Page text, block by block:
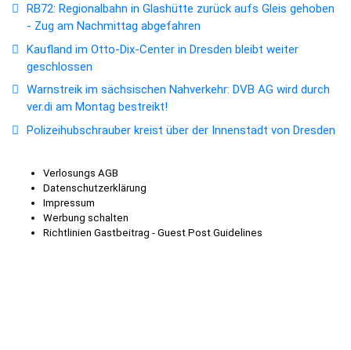
RB72: Regionalbahn in Glashütte zurück aufs Gleis gehoben
- Zug am Nachmittag abgefahren
Kaufland im Otto-Dix-Center in Dresden bleibt weiter
geschlossen
Warnstreik im sächsischen Nahverkehr: DVB AG wird durch
ver.di am Montag bestreikt!
Polizeihubschrauber kreist über der Innenstadt von Dresden
Verlosungs AGB
Datenschutzerklärung
Impressum
Werbung schalten
Richtlinien Gastbeitrag - Guest Post Guidelines